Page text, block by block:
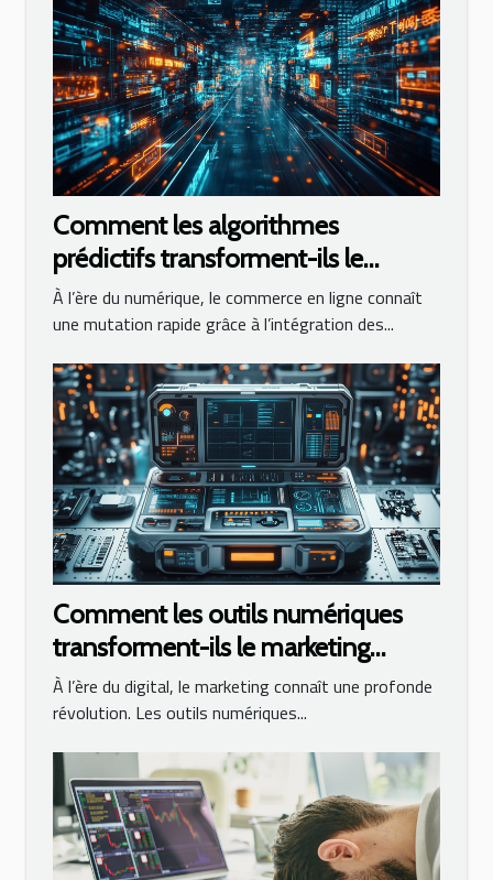
Comment les algorithmes
prédictifs transforment-ils le
commerce en ligne ?
À l’ère du numérique, le commerce en ligne connaît
une mutation rapide grâce à l’intégration des...
Comment les outils numériques
transforment-ils le marketing
moderne ?
À l’ère du digital, le marketing connaît une profonde
révolution. Les outils numériques...